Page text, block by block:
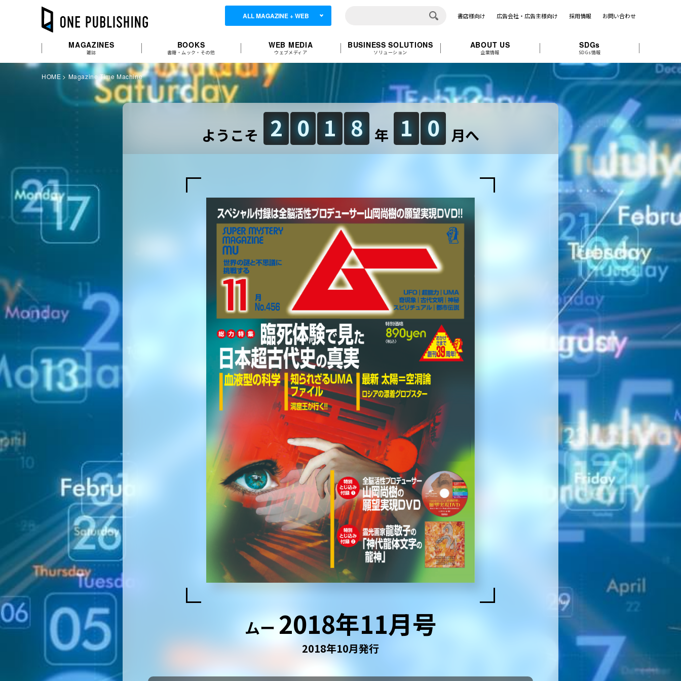
ALL MAGAZINE + WEB 書店様向け 広告会社・広告主様向け 採用情報 お問い合わせ
MAGAZINES
雑誌
BOOKS
書籍・ムック・その他
WEB MEDIA
ウェブメディア
BUSINESS SOLUTIONS
ソリューション
ABOUT US
企業情報
SDGs
SDGs情報
HOME Magazine Time Machine
ようこそ 2 0 1 8 年 1 0 月へ
ムー2018年11月号
2018年10月発行